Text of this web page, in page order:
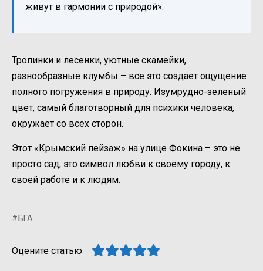
живут в гармонии с природой».
Тропинки и лесенки, уютные скамейки,
разнообразные клумбы – все это создает ощущение
полного погружения в природу. Изумрудно-зеленый
цвет, самый благотворный для психики человека,
окружает со всех сторон.
Этот «Крымский пейзаж» на улице Фокина – это не
просто сад, это символ любви к своему городу, к
своей работе и к людям.
БГА
Оцените статью